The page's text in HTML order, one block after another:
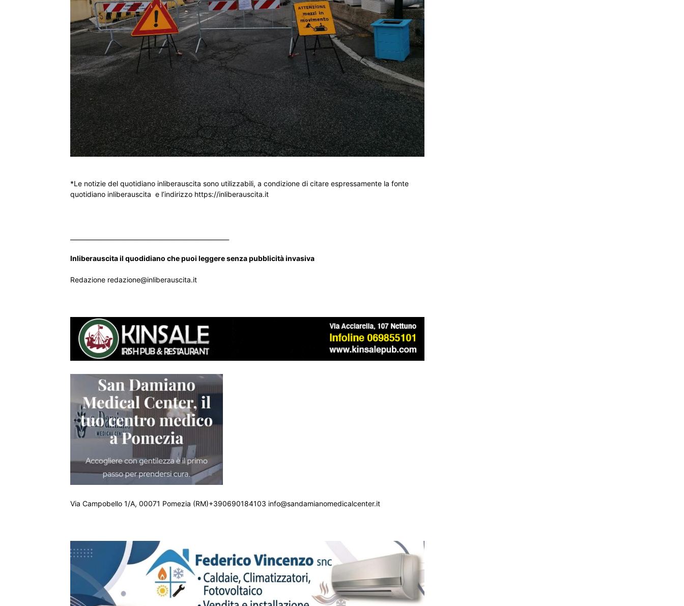
*Le notizie del quotidiano inliberauscita sono utilizzabili, a condizione di citare espressamente la fonte
quotidiano inliberauscita e l’indirizzo https://inliberauscita.it
Inliberauscita il quodidiano che puoi leggere senza pubblicità invasiva
Redazione redazione@inliberauscita.it
Via Campobello 1/A, 00071 Pomezia (RM)+390690184103 info@sandamianomedicalcenter.it